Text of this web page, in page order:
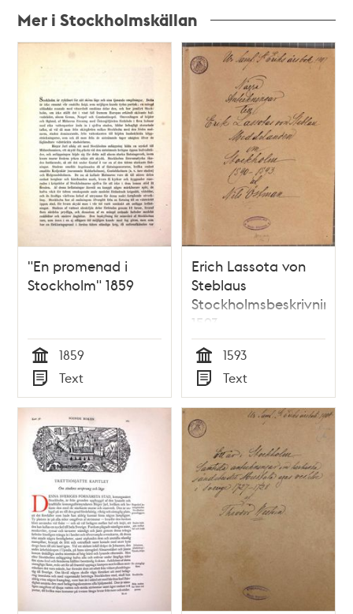
Mer i Stockholmskällan
poster
teman
"En promenad i
Stockholm" 1859
Tid
1859
Typ
Text
Erich Lassota von
Steblaus
Stockholmsbeskrivning
1593
Tid
1593
Typ
Text